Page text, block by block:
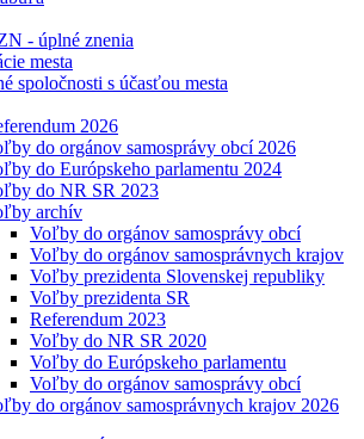
- úplné znenia
mesta
spoločnosti s účasťou mesta
2026
do orgánov samosprávy obcí 2026
do Európskeho parlamentu 2024
do NR SR 2023
archív
Voľby do orgánov samosprávy obcí
Voľby do orgánov samosprávnych krajov
Voľby prezidenta Slovenskej republiky
Voľby prezidenta SR
Referendum 2023
Voľby do NR SR 2020
Voľby do Európskeho parlamentu
Voľby do orgánov samosprávy obcí
do orgánov samosprávnych krajov 2026